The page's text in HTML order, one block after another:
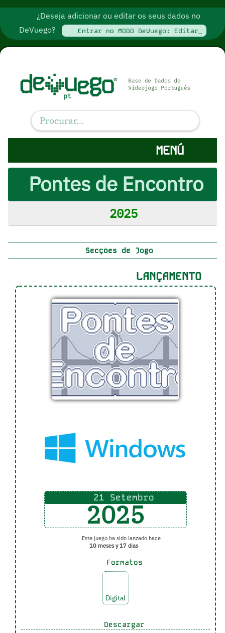
¿Deseja adicionar ou editar os seus dados no
DeVuego?
Entrar no MODO DeVuego: Editar_
MENÚ
Pontes de Encontro
2025
Secções de Jogo
LANÇAMENTO
21 Setembro
2025
Este juego ha sido lanzado hace
10 meses y 17 dias
Formatos
Digital
Descargar